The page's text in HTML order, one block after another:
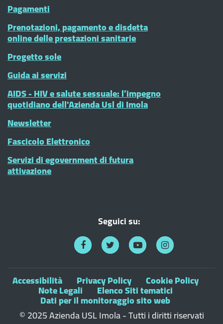
Pagamenti
Prenotazioni, pagamento e disdetta
online delle prestazioni sanitarie
Progetto sole
Guida ai servizi
AIDS - HIV e salute sessuale: l’impegno
quotidiano dell'Azienda Usl di Imola
Newsletter
Fascicolo Elettronico
Servizi di egovernment di futura
attivazione
Seguici su:
Accessibilità Privacy Policy Cookie Policy
Note Legali Elenco Siti tematici
Dati per il monitoraggio sito web
© 2025 Azienda USL Imola - Tutti i diritti riservati